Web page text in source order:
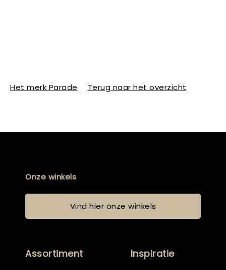
Het merk Parade Terug naar het overzicht
Onze winkels
Vind hier onze winkels
Assortiment Inspiratie